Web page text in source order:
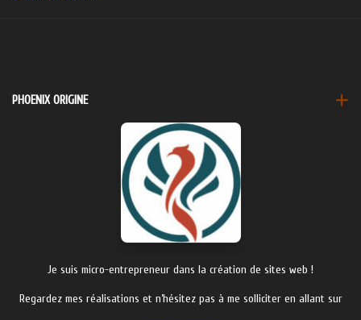
PHOENIX ORIGINE
Je suis micro-entrepreneur dans la création de sites web !
Regardez mes réalisations et n’hésitez pas à me solliciter en allant sur